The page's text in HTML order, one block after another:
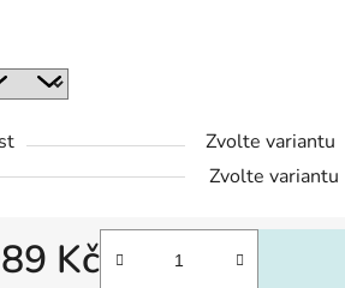
Zvolte variantu
Zvolte variantu
Kč